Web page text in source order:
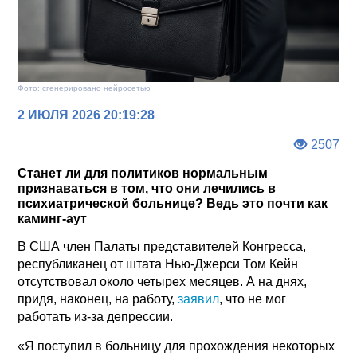
Фото: сгенерировано нейросетью
2 ИЮЛЯ 2026 20:19:28
2507
Станет ли для политиков нормальным
признаваться в том, что они лечились в
психиатрической больнице? Ведь это почти как
каминг-аут
В США член Палаты представителей Конгресса,
республиканец от штата Нью-Джерси Том Кейн
отсутствовал около четырех месяцев. А на днях,
придя, наконец, на работу, заявил, что не мог
работать из-за депрессии.
«Я поступил в больницу для прохождения некоторых